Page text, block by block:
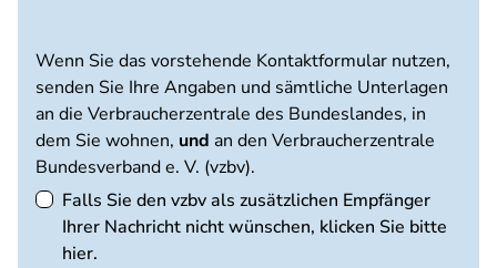
Wenn Sie das vorstehende Kontaktformular nutzen,
senden Sie Ihre Angaben und sämtliche Unterlagen
an die Verbraucherzentrale des Bundeslandes, in
dem Sie wohnen, und an den Verbraucherzentrale
Bundesverband e. V. (vzbv).
Falls Sie den vzbv als zusätzlichen Empfänger
Ihrer Nachricht nicht wünschen, klicken Sie bitte
hier.